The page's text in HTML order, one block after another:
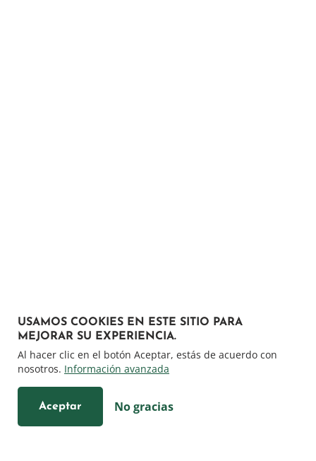
USAMOS COOKIES EN ESTE SITIO PARA
MEJORAR SU EXPERIENCIA.
Al hacer clic en el botón Aceptar, estás de acuerdo con
nosotros. Información avanzada
No gracias
Aceptar